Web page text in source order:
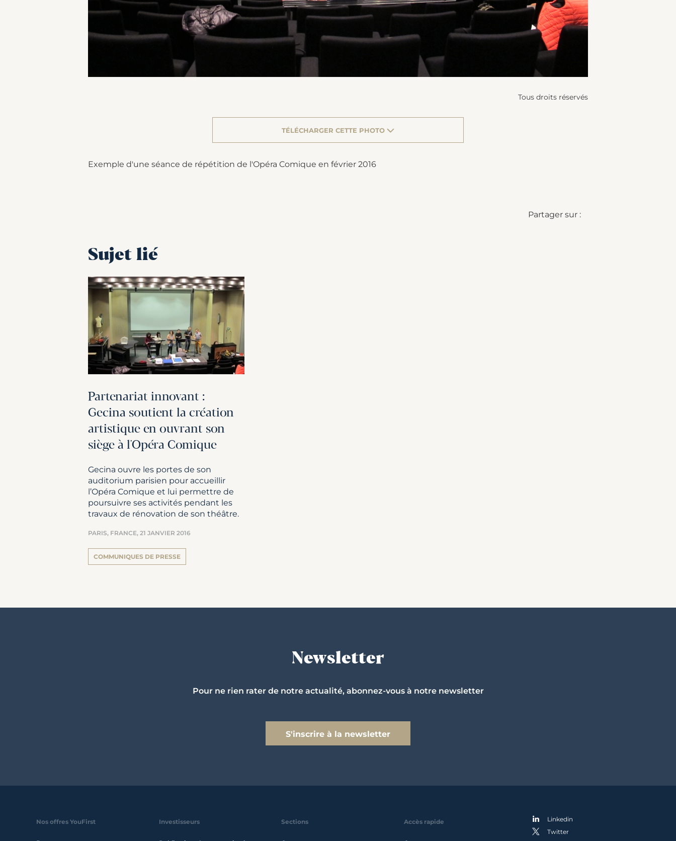
Tous droits réservés
TÉLÉCHARGER CETTE PHOTO
Exemple d'une séance de répétition de l'Opéra Comique en février 2016
Partager sur :
Sujet lié
Partenariat innovant :
Gecina soutient la création
artistique en ouvrant son
siège à l'Opéra Comique
Gecina ouvre les portes de son
auditorium parisien pour accueillir
l’Opéra Comique et lui permettre de
poursuivre ses activités pendant les
travaux de rénovation de son théâtre.
PARIS, FRANCE, 21 JANVIER 2016
COMMUNIQUES DE PRESSE
Newsletter
Pour ne rien rater de notre actualité, abonnez-vous à notre newsletter
S'inscrire à la newsletter
Nos offres YouFirst Investisseurs Sections Accès rapide
Linkedin
Twitter